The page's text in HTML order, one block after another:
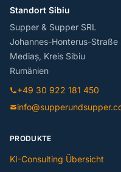
Standort Sibiu
Supper & Supper SRL
Johannes-Honterus-Straße
Mediaș, Kreis Sibiu
Rumänien
+49 30 922 181 450
PRODUKTE
KI-Consulting Übersicht